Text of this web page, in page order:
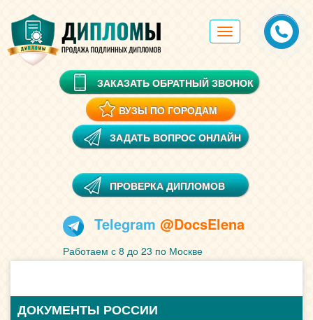
Toggle
navigation
ЗАКАЗАТЬ ОБРАТНЫЙ ЗВОНОК
ВУЗЫ ПО ГОРОДАМ
ЗАДАТЬ ВОПРОС ОНЛАЙН
ПРОВЕРКА ДИПЛОМОВ
Telegram @DocsElena
Работаем с 8 до 23 по Москве
ДОКУМЕНТЫ РОССИИ